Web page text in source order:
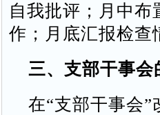
自我批评；月中
作；月底汇报检查
三、支部干事会
在“支部干事会”